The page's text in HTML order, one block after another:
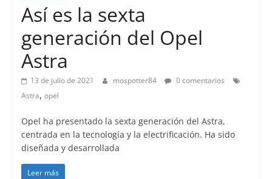
Así es la sexta
generación del Opel
Astra
13 de julio de 2021 mospotter84
0 comentarios
Astra, opel
Opel ha presentado la sexta generación del Astra,
centrada en la tecnología y la electrificación. Ha sido
diseñada y desarrollada
Leer más